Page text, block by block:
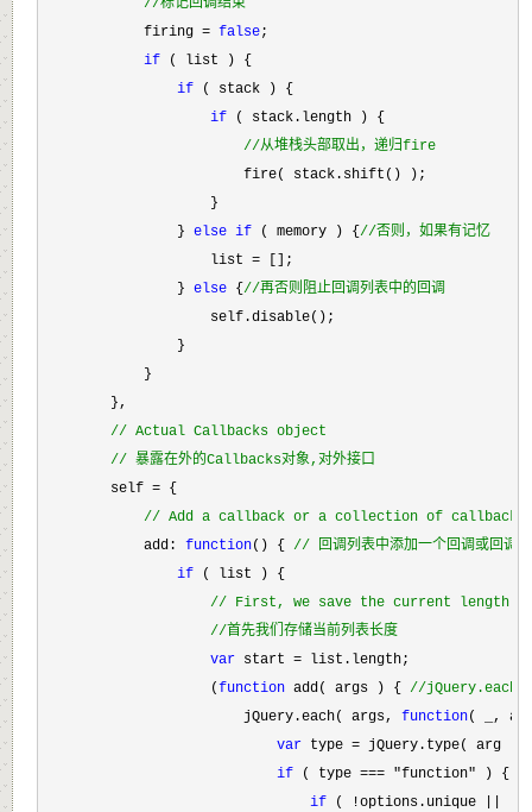
            firing =
false;
if ( list ) {
if ( stack ) {
if ( stack.length ) {
//从堆栈头部取出，递归fire
                        fire( stack.shift() );
                    }
                }
else if ( memory ) {//否则，如果有记忆
                    list =
[];
                }
else {//再否则阻止回调列表中的回调
                    self.disable();
                }
            }
        },
// Actual Callbacks object
// 暴露在外的Callbacks对象,对外接口
        self =
{
// Add a callback or a collection of
            add:
function() { // 回调列表中添加一个回调或回调
if ( list ) {
// First, we save the current length
//首先我们存储当前列表长度
var start = list.length;
                    (
function add( args ) { //jQuery.each，
                        jQuery.each( args,
function( _,
var type = jQuery.type( arg );
if ( type === "function" ) {
if ( !options.unique ||